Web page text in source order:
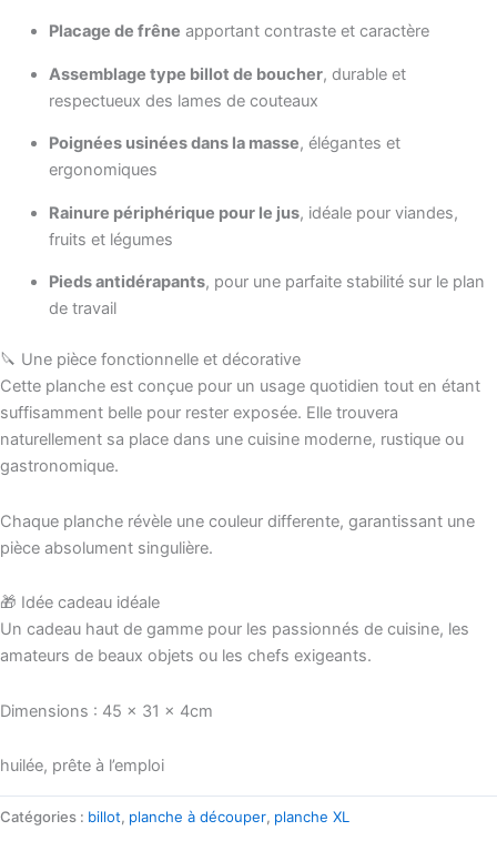
Placage de frêne apportant contraste et caractère
Assemblage type billot de boucher, durable et
respectueux des lames de couteaux
Poignées usinées dans la masse, élégantes et
ergonomiques
Rainure périphérique pour le jus, idéale pour viandes,
fruits et légumes
Pieds antidérapants, pour une parfaite stabilité sur le plan
de travail
🔪 Une pièce fonctionnelle et décorative
Cette planche est conçue pour un usage quotidien tout en étant
suffisamment belle pour rester exposée. Elle trouvera
naturellement sa place dans une cuisine moderne, rustique ou
gastronomique.
Chaque planche révèle une couleur differente, garantissant une
pièce absolument singulière.
🎁 Idée cadeau idéale
Un cadeau haut de gamme pour les passionnés de cuisine, les
amateurs de beaux objets ou les chefs exigeants.
Dimensions : 45 x 31 x 4cm
huilée, prête à l’emploi
Catégories : billot, planche à découper, planche XL